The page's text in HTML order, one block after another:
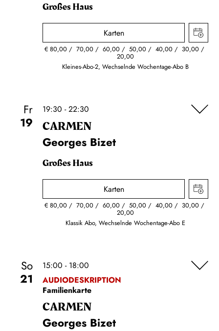
Großes Haus
Karten
€80,00 70,00 60,00 50,00 40,00 30,00
20,00
Kleines-Abo-2, Wechselnde Wochentage-Abo B
Fr
19
19:30 - 22:30
CARMEN
Georges Bizet
Großes Haus
Karten
€80,00 70,00 60,00 50,00 40,00 30,00
20,00
Klassik Abo, Wechselnde Wochentage-Abo E
So
21
15:00 - 18:00
AUDIODESKRIPTION
Familienkarte
CARMEN
Georges Bizet